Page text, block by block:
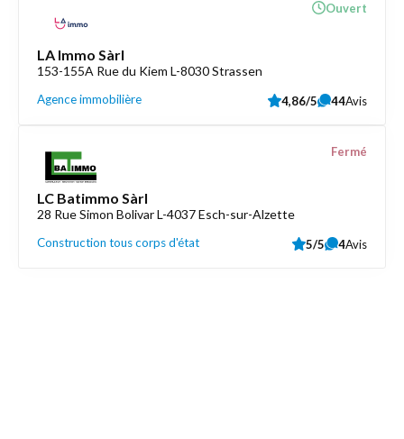
LA Immo Sàrl
153-155A Rue du Kiem L-8030 Strassen
Agence immobilière
Ouvert
4,86/5 44Avis
LC Batimmo Sàrl
28 Rue Simon Bolivar L-4037 Esch-sur-Alzette
Construction tous corps d'état
Fermé
5/5 4Avis